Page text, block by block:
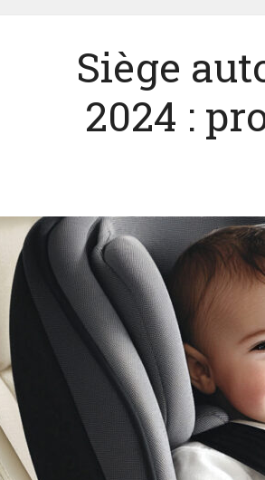
Siège
2024 :